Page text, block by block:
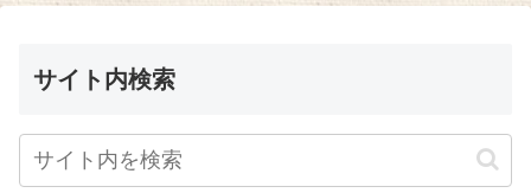
サイト内検索